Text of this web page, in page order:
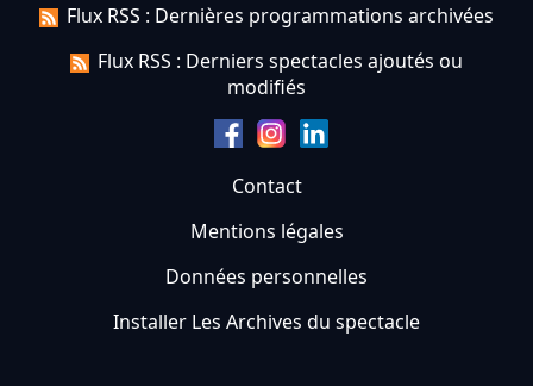
Flux RSS : Dernières programmations archivées
Flux RSS : Derniers spectacles ajoutés ou
modifiés
Contact
Mentions légales
Données personnelles
Installer Les Archives du spectacle